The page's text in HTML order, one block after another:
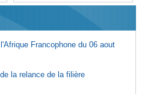
Afrique:L'essor historique de
Algérie:France - L'affaire Mehdi
policière contre le narcotrafic
Monde arabe au Caire
Francophone du 06 aout
la relance de la filière